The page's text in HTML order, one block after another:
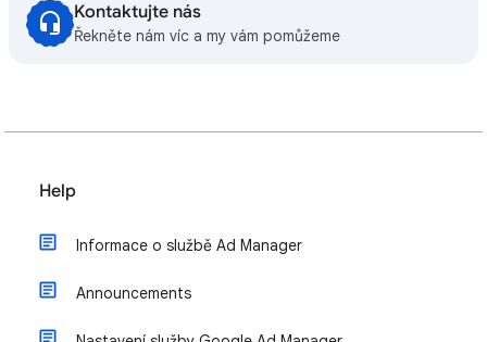
Kontaktujte nás
Řekněte nám víc a my vám pomůžeme
Help
Informace o službě Ad Manager
Announcements